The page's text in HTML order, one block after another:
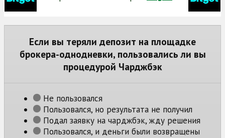
Если вы теряли депозит на площадке
брокера-однодневки, пользовались ли вы
процедурой Чарджбэк
Не пользовался
Пользовался, но результата не получил
Подал заявку на чарджбэк, жду решения
Пользовался, и деньги были возвращены